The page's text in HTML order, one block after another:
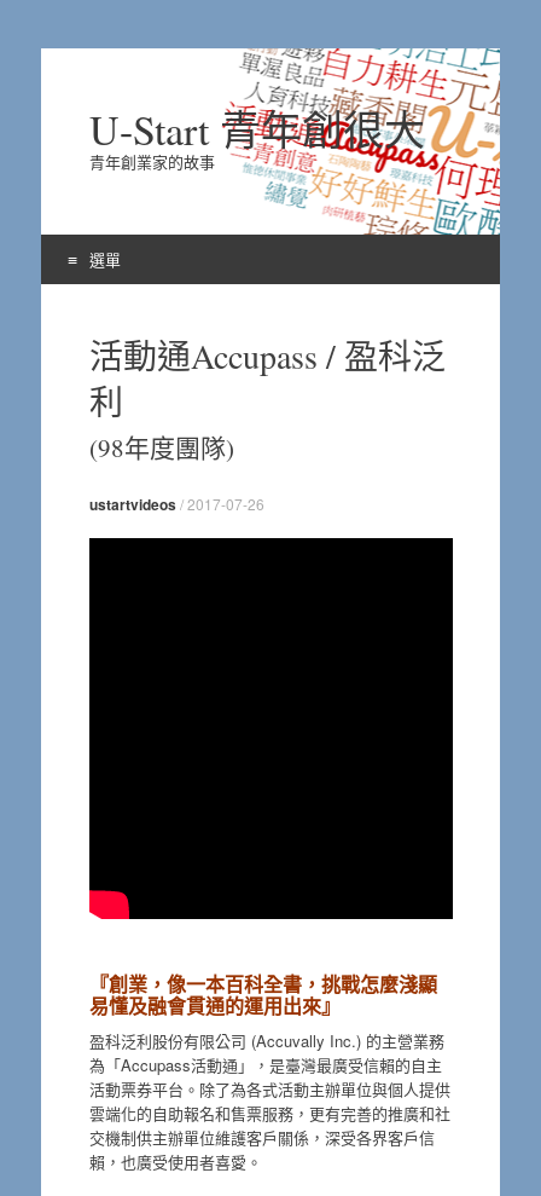
U-Start 青年創很大
青年創業家的故事
選單
content活動通Accupass / 盈科泛
利
(98年度團隊)
ustartvideos/2017-07-26
『創業，像一本百科全書，挑戰怎麼淺顯
易懂及融會貫通的運用出來』
盈科泛利股份有限公司 (Accuvally Inc.) 的主營業務
為「Accupass活動通」，是臺灣最廣受信賴的自主
活動票券平台。除了為各式活動主辦單位與個人提供
雲端化的自助報名和售票服務，更有完善的推廣和社
交機制供主辦單位維護客戶關係，深受各界客戶信
賴，也廣受使用者喜愛。